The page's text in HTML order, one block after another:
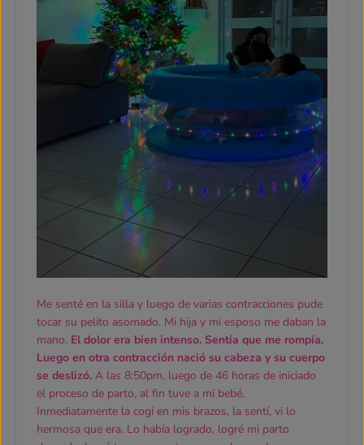
Me senté en la silla y luego de varias contracciones pude
tocar su pelito asomado. Mi hija y mi esposo me daban la
mano. El dolor era bien intenso. Sentía que me rompía.
Luego en otra contracción nació su cabeza y su cuerpo
se deslizó. A las 8:50pm, luego de 46 horas de iniciado
el proceso de parto, al fin tuve a mi bebé.
Inmediatamente la cogí en mis brazos, la sentí, vi lo
hermosa que era. Lo había logrado, logré mi parto